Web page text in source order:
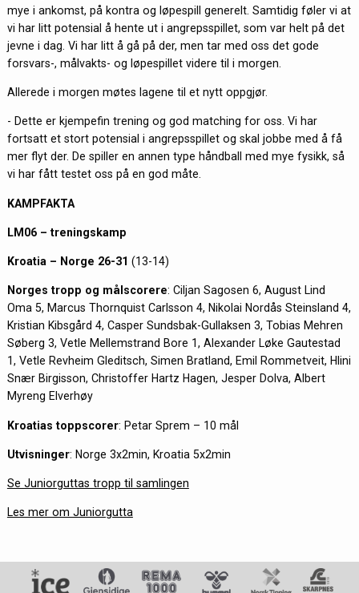
mye i ankomst, på kontra og løpespill generelt. Samtidig føler vi at
vi har litt potensial å hente ut i angrepsspillet, som var helt på det
jevne i dag. Vi har litt å gå på der, men tar med oss det gode
forsvars-, målvakts- og løpespillet videre til i morgen.
Allerede i morgen møtes lagene til et nytt oppgjør.
- Dette er kjempefin trening og god matching for oss. Vi har
fortsatt et stort potensial i angrepsspillet og skal jobbe med å få
mer flyt der. De spiller en annen type håndball med mye fysikk, så
vi har fått testet oss på en god måte.
KAMPFAKTA
LM06 – treningskamp
Kroatia – Norge 26-31 (13-14)
Norges tropp og målscorere: Ciljan Sagosen 6, August Lind
Oma 5, Marcus Thornquist Carlsson 4, Nikolai Nordås Steinsland 4,
Kristian Kibsgård 4, Casper Sundsbak-Gullaksen 3, Tobias Mehren
Søberg 3, Vetle Mellemstrand Bore 1, Alexander Løke Gautestad
1, Vetle Revheim Gleditsch, Simen Bratland, Emil Rommetveit, Hlini
Snær Birgisson, Christoffer Hartz Hagen, Jesper Dolva, Albert
Myreng Elverhøy
Kroatias toppscorer: Petar Sprem – 10 mål
Utvisninger: Norge 3x2min, Kroatia 5x2min
Se Juniorguttas tropp til samlingen
Les mer om Juniorgutta